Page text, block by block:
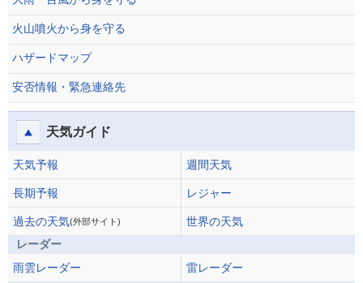
火山噴火から身を守る
ハザードマップ
安否情報・緊急連絡先
天気ガイド
天気予報 週間天気
長期予報 レジャー
過去の天気(外部サイト)
世界の天気
レーダー
雨雲レーダー
雷レーダー